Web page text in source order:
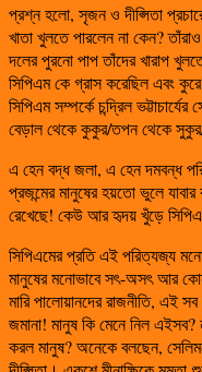
প্রশ্ন হলো, সৃজন ও দীপ্সিতা
খাতা খুলতে পারলেন না কেন?
দলের পুরনো পাপ তাঁদের খারাপ
সিপিএম কে গ্রাস করেছিল এবং
সিপিএম সম্পর্কে চন্দ্রিল
বেড়াল থেকে কুকুর/তপন থেকে
এ হেন বদ্ধ জলা, এ হেন দমবন্ধ
প্রজন্মের মানুষের হয়তো ভুলে
রেখেছে! কেউ আর হৃদয় খুঁড়ে
সিপিএমের প্রতি এই পরিত্যজ্য
মানুষের মনোভাবে সৎ-অসৎ আর
মারি পালোয়ানদের রাজনীতি, এই
জমানা! মানুষ কি মেনে নিল এইসব?
করল মানুষ? অনেকে বলছেন,